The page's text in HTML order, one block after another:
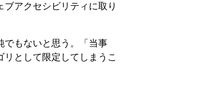
アクセシビリティに取り
でもないと思う。「当事
として限定してしまうこ